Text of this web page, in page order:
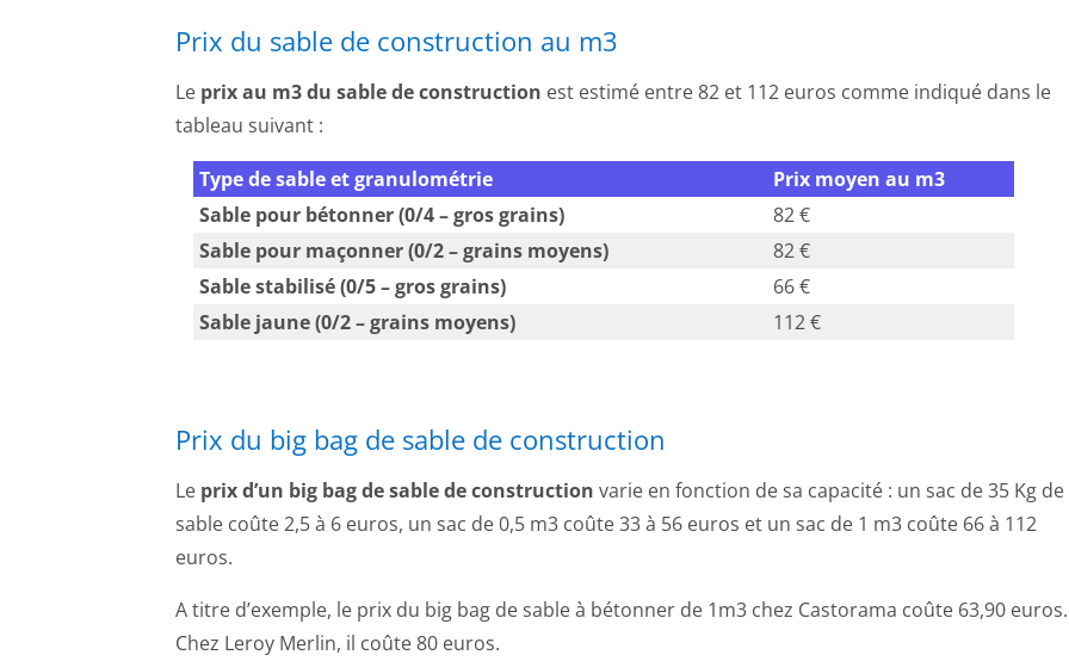
Prix du sable de construction au m3
Le prix au m3 du sable de construction est estimé entre 82 et 112 euros comme indiqué dans le
tableau suivant :
Type de sable et granulométrie
Prix moyen au m3
Sable pour bétonner (0/4 – gros grains)
82 €
Sable pour maçonner (0/2 – grains moyens)
82 €
Sable stabilisé (0/5 – gros grains)
66 €
Sable jaune (0/2 – grains moyens)
112 €
Prix du big bag de sable de construction
Le prix d’un big bag de sable de construction varie en fonction de sa capacité : un sac de 35 Kg de
sable coûte 2,5 à 6 euros, un sac de 0,5 m3 coûte 33 à 56 euros et un sac de 1 m3 coûte 66 à 112
euros.
A titre d’exemple, le prix du big bag de sable à bétonner de 1m3 chez Castorama coûte 63,90 euros.
Chez Leroy Merlin, il coûte 80 euros.